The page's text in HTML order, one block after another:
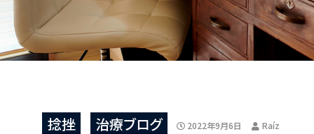
捻挫 治療ブログ 2022年9月6日 Raíz